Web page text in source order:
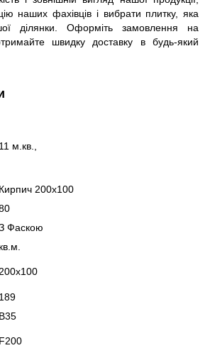
наших фахівців і вибрати плитку, яка
ділянки. Оформіть замовлення на
швидку доставку в будь-який
11 м.кв.,
Кирпич 200х100
Фаскою
кв.м.
189
B35
F200